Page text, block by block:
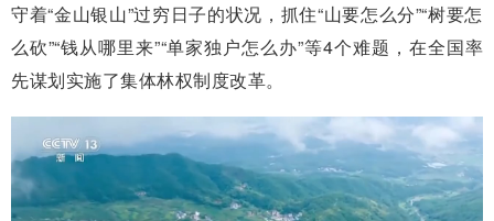
守着“金山银山”过穷日子的状况，抓住“山要怎么分”“树要怎
么砍”“钱从哪里来”“单家独户怎么办”等4个难题，在全国率
先谋划实施了集体林权制度改革。